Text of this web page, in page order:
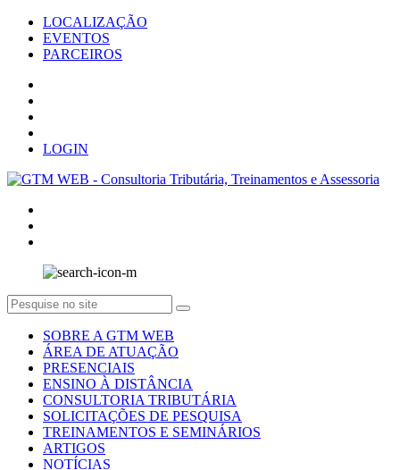
LOCALIZAÇÃO
EVENTOS
PARCEIROS
LOGIN
SOBRE A GTM WEB
ÁREA DE ATUAÇÃO
PRESENCIAIS
ENSINO À DISTÂNCIA
CONSULTORIA TRIBUTÁRIA
SOLICITAÇÕES DE PESQUISA
TREINAMENTOS E SEMINÁRIOS
ARTIGOS
NOTÍCIAS